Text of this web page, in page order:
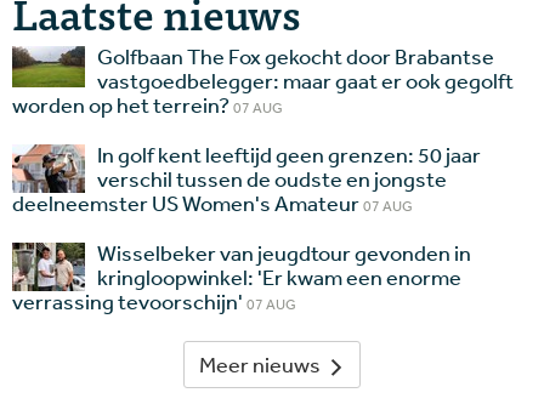
Golfbaan The Fox gekocht door Brabantse
vastgoedbelegger: maar gaat er ook gegolft
worden op het terrein?07 AUG
In golf kent leeftijd geen grenzen: 50 jaar
verschil tussen de oudste en jongste
deelneemster US Women's Amateur07 AUG
Wisselbeker van jeugdtour gevonden in
kringloopwinkel: 'Er kwam een enorme
verrassing tevoorschijn' 07 AUG
Meer nieuws